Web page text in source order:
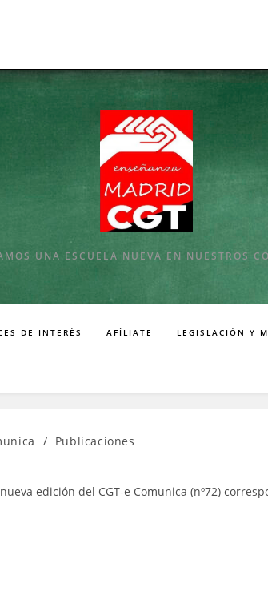
UNA ESCUELA NUEVA EN NUESTROS
DE INTERÉS AFÍLIATE LEGISLACIÓN Y
/ Publicaciones
edición del CGT-e Comunica (nº72)